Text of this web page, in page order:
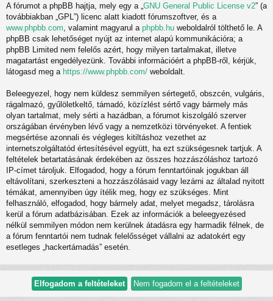
A fórumot a phpBB hajtja, mely egy a „ GNU General Public License v2” (a
továbbiakban „GPL”) licenc alatt kiadott fórumszoftver, és a
www.phpbb.com , valamint magyarul a phpbb.hu weboldalról tölthető le. A
phpBB csak lehetőséget nyújt az internet alapú kommunikációra; a
phpBB Limited nem felelős azért, hogy milyen tartalmakat, illetve
magatartást engedélyezünk. További információért a phpBB-ről, kérjük,
látogasd meg a https://www.phpbb.com/ weboldalt.
Beleegyezel, hogy nem küldesz semmilyen sértegető, obszcén, vulgáris,
rágalmazó, gyűlöletkeltő, támadó, közízlést sértő vagy bármely más
olyan tartalmat, mely sérti a hazádban, a fórumot kiszolgáló szerver
országában érvényben lévő vagy a nemzetközi törvényeket. A fentiek
megsértése azonnali és végleges kitiltáshoz vezethet az
internetszolgáltatód értesítésével együtt, ha ezt szükségesnek tartjuk. A
feltételek betartatásának érdekében az összes hozzászóláshoz tartozó
IP-címet tároljuk. Elfogadod, hogy a fórum fenntartóinak jogukban áll
eltávolítani, szerkeszteni a hozzászólásaid vagy lezárni az általad nyitott
témákat, amennyiben úgy ítélik meg, hogy ez szükséges. Mint
felhasználó, elfogadod, hogy bármely adat, melyet megadsz, tárolásra
kerül a fórum adatbázisában. Ezek az információk a beleegyezésed
nélkül semmilyen módon nem kerülnek átadásra egy harmadik félnek, de
a fórum fenntartói nem tudnak felelősséget vállalni az adatokért egy
esetleges „hackertámadás” esetén.